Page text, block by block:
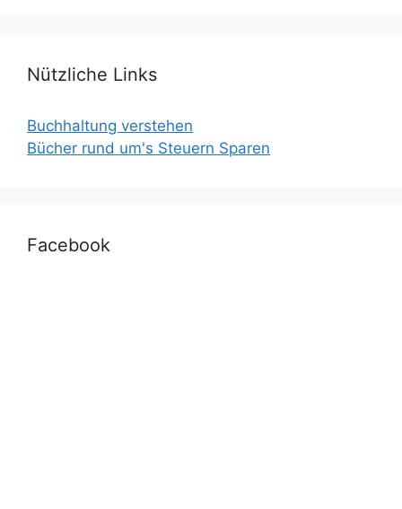
Nützliche Links
Buchhaltung verstehen
Bücher rund um's Steuern Sparen
Facebook